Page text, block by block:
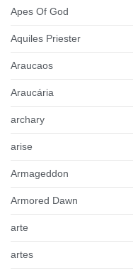
Apes Of God
Aquiles Priester
Araucaos
Araucária
archary
arise
Armageddon
Armored Dawn
arte
artes